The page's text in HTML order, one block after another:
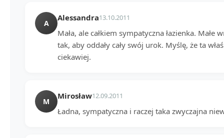
A
Alessandra13.10.2011
Mała, ale całkiem sympatyczna łazienka.
tak, aby oddały cały swój urok. Myślę, że ta
ciekawiej.
M
Mirosław12.09.2011
Ładna, sympatyczna i raczej taka zwyczajna